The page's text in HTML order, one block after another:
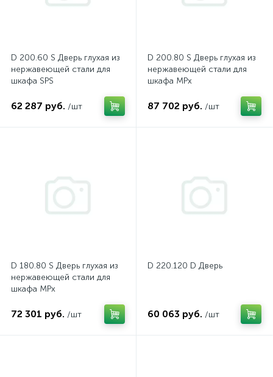
D 200.60 S Дверь глухая из
нержавеющей стали для
шкафа SPS
62 287 руб. /шт
D 200.80 S Дверь глухая из
нержавеющей стали для
шкафа MPx
87 702 руб. /шт
D 180.80 S Дверь глухая из
нержавеющей стали для
шкафа MPx
72 301 руб. /шт
D 220.120 D Дверь
60 063 руб. /шт